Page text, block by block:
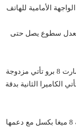
من مساحة الواجهة الأمامية للهاتف
الـ 90 هرتيز مع معدل سطوع يصل حتى
الكاميرا الخلفية الهاتف انفنيكس سمارت 8 برو تأتي مزدوجة
50 ميغا بكسل و تأتي الكاميرا الثانية بدقة
أما بالنسبة للكاميرا الأمامية للهاتف فتأتي بدقة 8 ميغا بكسل مع دعمها